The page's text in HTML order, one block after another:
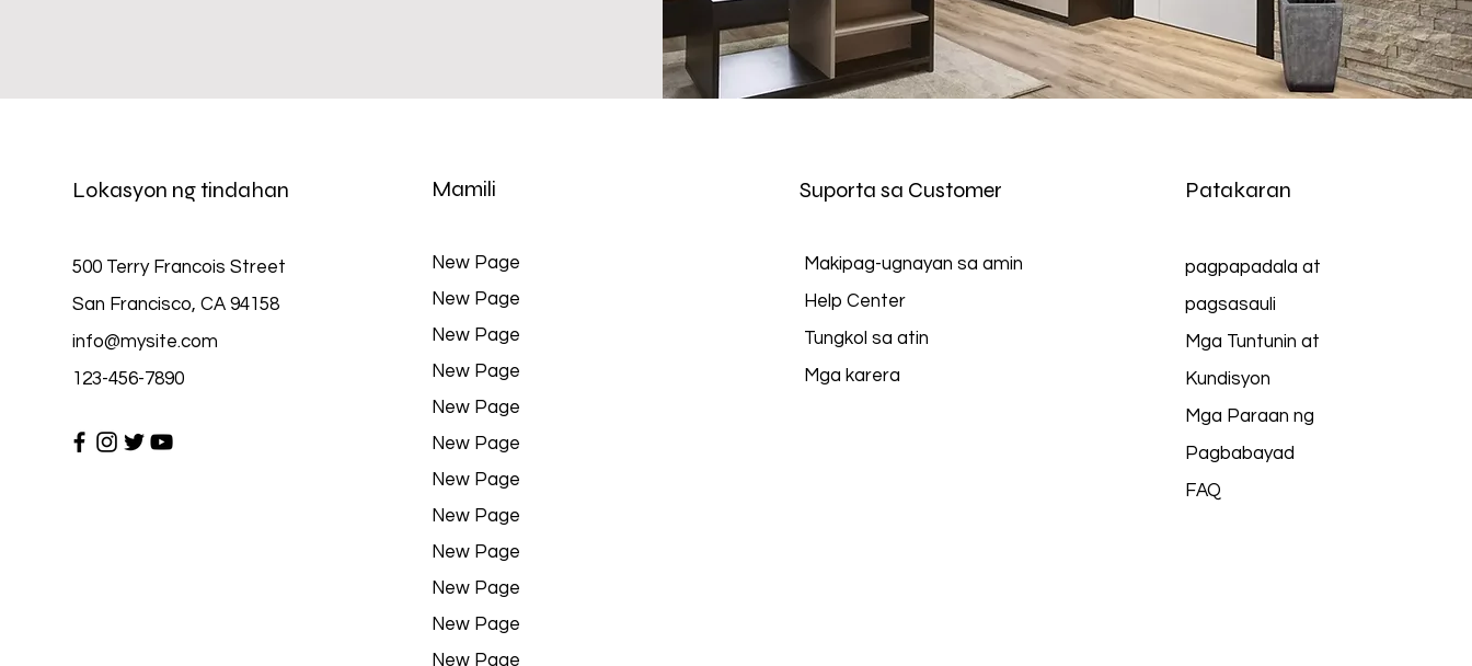
Lokasyon ng tindahan
500 Terry Francois Street
San Francisco, CA 94158
info@mysite.com
123-456-7890
Mamili
New Page
New Page
New Page
New Page
New Page
New Page
New Page
New Page
New Page
New Page
New Page
New Page
Suporta sa Customer
Makipag-ugnayan sa amin
Help Center
Tungkol sa atin
Mga karera
Patakaran
pagpapadala at
pagsasauli
Mga Tuntunin at
Kundisyon
Mga Paraan ng
Pagbabayad
FAQ